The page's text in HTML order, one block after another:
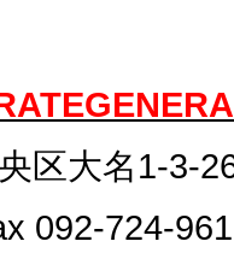
区大名1-3-
092-724-